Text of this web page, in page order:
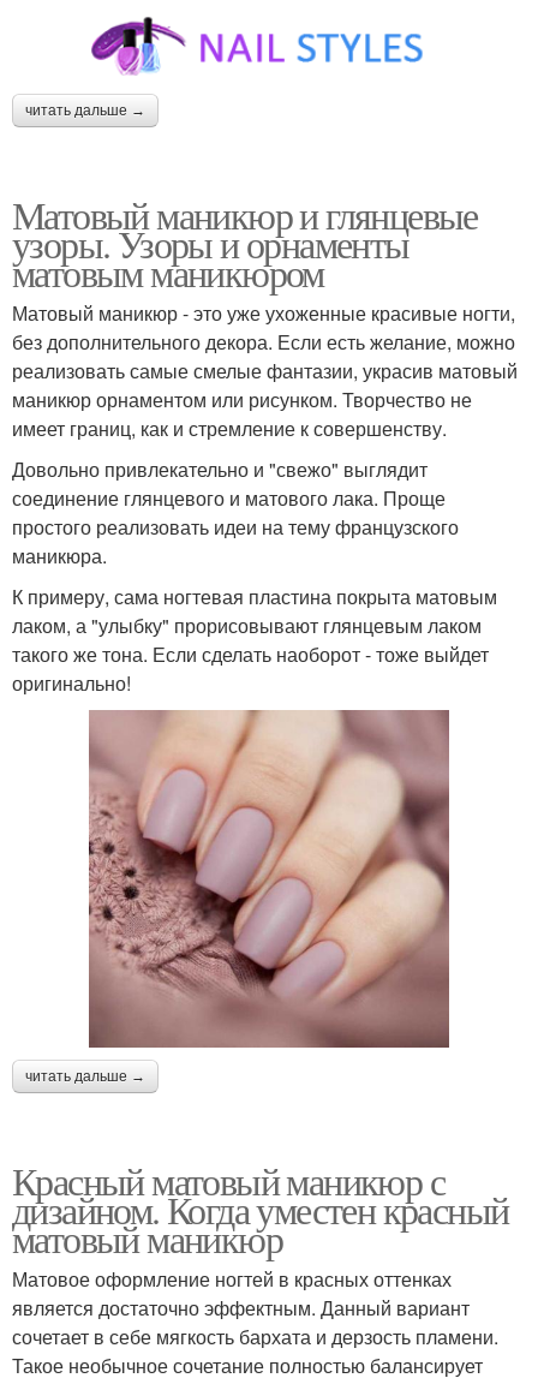
читать дальше →
Матовый маникюр и глянцевые
узоры. Узоры и орнаменты
матовым маникюром
Матовый маникюр - это уже ухоженные красивые ногти,
без дополнительного декора. Если есть желание, можно
реализовать самые смелые фантазии, украсив матовый
маникюр орнаментом или рисунком. Творчество не
имеет границ, как и стремление к совершенству.
Довольно привлекательно и "свежо" выглядит
соединение глянцевого и матового лака. Проще
простого реализовать идеи на тему французского
маникюра.
К примеру, сама ногтевая пластина покрыта матовым
лаком, а "улыбку" прорисовывают глянцевым лаком
такого же тона. Если сделать наоборот - тоже выйдет
оригинально!
читать дальше →
Красный матовый маникюр с
дизайном. Когда уместен красный
матовый маникюр
Матовое оформление ногтей в красных оттенках
является достаточно эффектным. Данный вариант
сочетает в себе мягкость бархата и дерзость пламени.
Такое необычное сочетание полностью балансирует